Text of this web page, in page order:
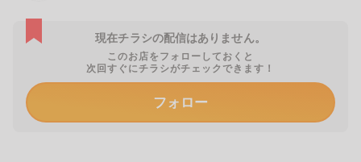
現在チラシの配信はありません。
このお店をフォローしておくと
次回すぐにチラシがチェックできます！
フォロー